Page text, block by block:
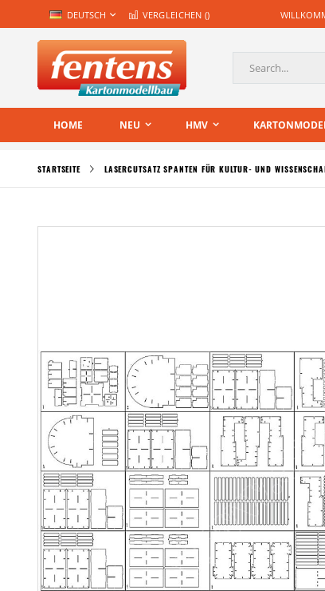
Zum
Inhalt
springen
SPRACHEDEUTSCH VERGLEICHEN ()
HOME NEU HMV
STARTSEITE LASERCUTSATZ SPANTEN FÜR KULTUR- UND